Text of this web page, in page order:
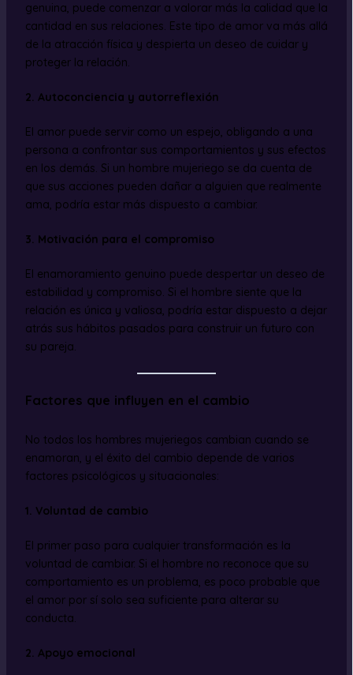
genuina, puede comenzar a valorar más la calidad que la
cantidad en sus relaciones. Este tipo de amor va más allá
de la atracción física y despierta un deseo de cuidar y
proteger la relación.
2. Autoconciencia y autorreflexión
El amor puede servir como un espejo, obligando a una
persona a confrontar sus comportamientos y sus efectos
en los demás. Si un hombre mujeriego se da cuenta de
que sus acciones pueden dañar a alguien que realmente
ama, podría estar más dispuesto a cambiar.
3. Motivación para el compromiso
El enamoramiento genuino puede despertar un deseo de
estabilidad y compromiso. Si el hombre siente que la
relación es única y valiosa, podría estar dispuesto a dejar
atrás sus hábitos pasados para construir un futuro con
su pareja.
Factores que influyen en el cambio
No todos los hombres mujeriegos cambian cuando se
enamoran, y el éxito del cambio depende de varios
factores psicológicos y situacionales:
1. Voluntad de cambio
El primer paso para cualquier transformación es la
voluntad de cambiar. Si el hombre no reconoce que su
comportamiento es un problema, es poco probable que
el amor por sí solo sea suficiente para alterar su
conducta.
2. Apoyo emocional